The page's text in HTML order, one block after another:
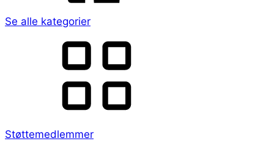
Se alle kategorier
Støttemedlemmer